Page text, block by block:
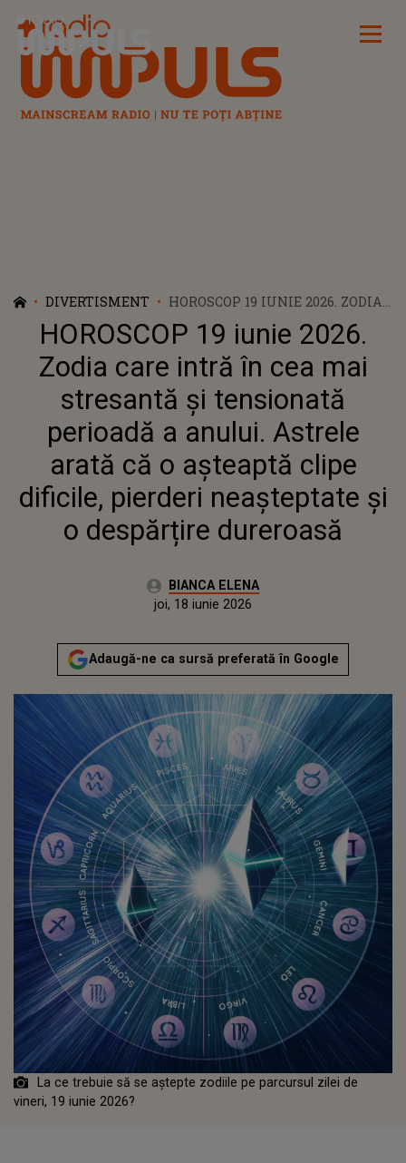
Radio Impuls
DIVERTISMENT
HOROSCOP 19 IUNIE 2026. ZODIA
CARE INTRĂ ÎN CEA MAI
STRESANTĂ ȘI TENSIONATĂ
PERIOADĂ A ANULUI. ASTRELE
ARATĂ CĂ O AȘTEAPTĂ CLIPE
DIFICILE, PIERDERI
NEAȘTEPTATE ȘI O DESPĂRȚIRE
DUREROASĂ
HOROSCOP 19 iunie 2026.
Zodia care intră în cea mai
stresantă și tensionată
perioadă a anului. Astrele
arată că o așteaptă clipe
dificile, pierderi neașteptate și
o despărțire dureroasă
Autor:BIANCA ELENA
Publicat:
joi, 18 iunie 2026
Adaugă-ne ca sursă preferată în Google
La ce trebuie să se aștepte zodiile pe parcursul zilei de
vineri, 19 iunie 2026?